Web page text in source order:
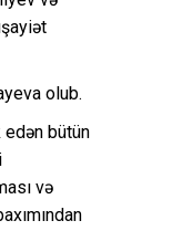
olub.
bütün
və